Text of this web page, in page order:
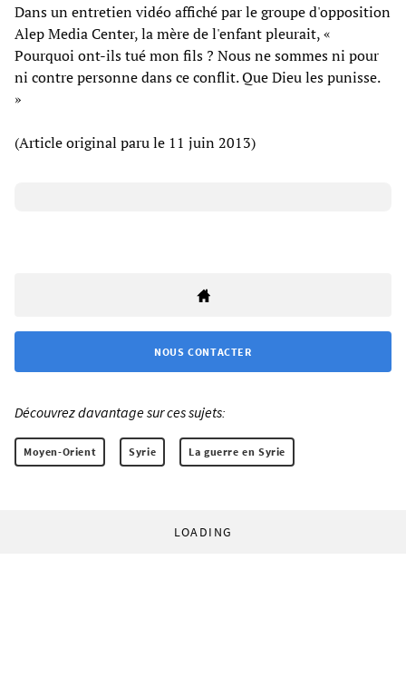
Dans un entretien vidéo affiché par le groupe d'opposition
Alep Media Center, la mère de l'enfant pleurait, «
Pourquoi ont-ils tué mon fils ? Nous ne sommes ni pour
ni contre personne dans ce conflit. Que Dieu les punisse.
»
(Article original paru le 11 juin 2013)
NOUS CONTACTER
Découvrez davantage sur ces sujets:
Moyen-Orient Syrie La guerre en Syrie
LOADING